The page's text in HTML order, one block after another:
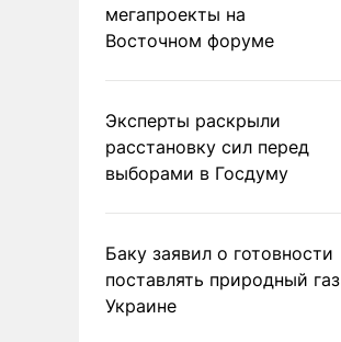
мегапроекты на
Восточном форуме
Эксперты раскрыли
расстановку сил перед
выборами в Госдуму
Баку заявил о готовности
поставлять природный газ
Украине